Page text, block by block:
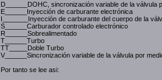
D______DOHC, sincronización variable de la válvula
E______Inyección de carburante electrónica
I_______Inyección de carburante del cuerpo de la
S______Carburador controlado electrónico
R______Sobrealimentado
T______Turbo
TT_____Doble Turbo
V______Sincronización variable de la válvula por
Por tanto se lee asi: